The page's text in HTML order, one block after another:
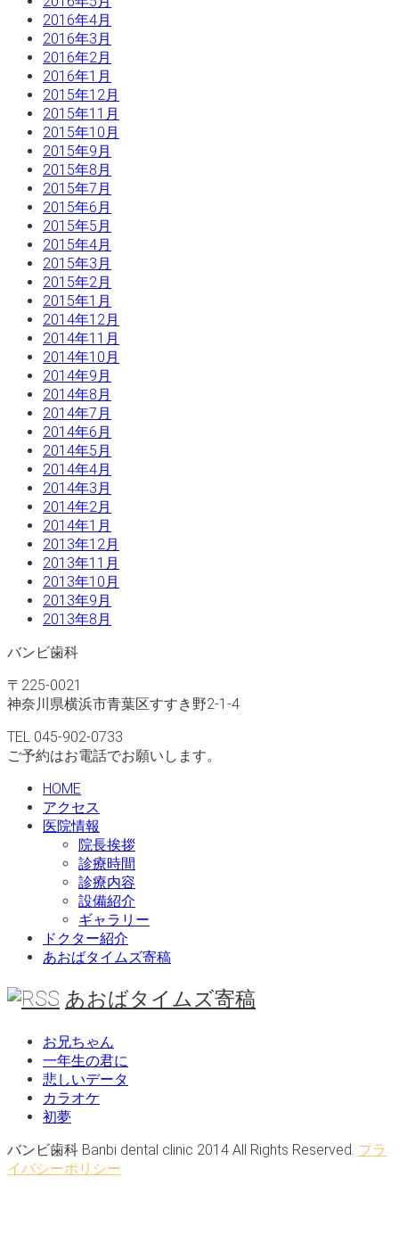
2016年4月
2016年3月
2016年2月
2016年1月
2015年12月
2015年11月
2015年10月
2015年9月
2015年8月
2015年7月
2015年6月
2015年5月
2015年4月
2015年3月
2015年2月
2015年1月
2014年12月
2014年11月
2014年10月
2014年9月
2014年8月
2014年7月
2014年6月
2014年5月
2014年4月
2014年3月
2014年2月
2014年1月
2013年12月
2013年11月
2013年10月
2013年9月
2013年8月
バンビ歯科
〒225-0021
神奈川県横浜市青葉区すすき野2-1-4
TEL 045-902-0733
ご予約はお電話でお願いします。
HOME
アクセス
医院情報
院長挨拶
診療時間
診療内容
設備紹介
ギャラリー
ドクター紹介
あおばタイムズ寄稿
あおばタイムズ寄稿
お兄ちゃん
一年生の君に
悲しいデータ
カラオケ
初夢
バンビ歯科 Banbi dental clinic 2014 All Rights Reserved. プラ
イバシーポリシー